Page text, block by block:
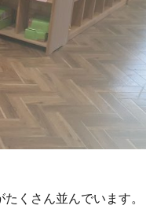
くさん並んでいます。